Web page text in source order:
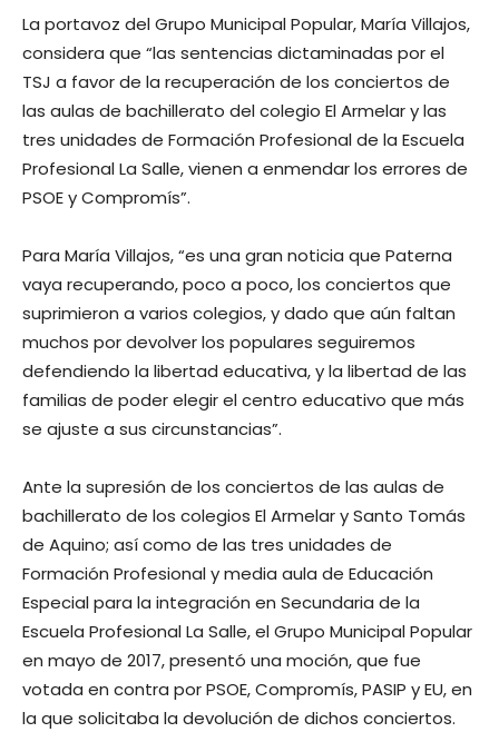
La portavoz del Grupo Municipal Popular, María Villajos,
considera que “las sentencias dictaminadas por el
TSJ a favor de la recuperación de los conciertos de
las aulas de bachillerato del colegio El Armelar y las
tres unidades de Formación Profesional de la Escuela
Profesional La Salle, vienen a enmendar los errores de
PSOE y Compromís”.
Para María Villajos, “es una gran noticia que Paterna
vaya recuperando, poco a poco, los conciertos que
suprimieron a varios colegios, y dado que aún faltan
muchos por devolver los populares seguiremos
defendiendo la libertad educativa, y la libertad de las
familias de poder elegir el centro educativo que más
se ajuste a sus circunstancias”.
Ante la supresión de los conciertos de las aulas de
bachillerato de los colegios El Armelar y Santo Tomás
de Aquino; así como de las tres unidades de
Formación Profesional y media aula de Educación
Especial para la integración en Secundaria de la
Escuela Profesional La Salle, el Grupo Municipal Popular
en mayo de 2017, presentó una moción, que fue
votada en contra por PSOE, Compromís, PASIP y EU, en
la que solicitaba la devolución de dichos conciertos.